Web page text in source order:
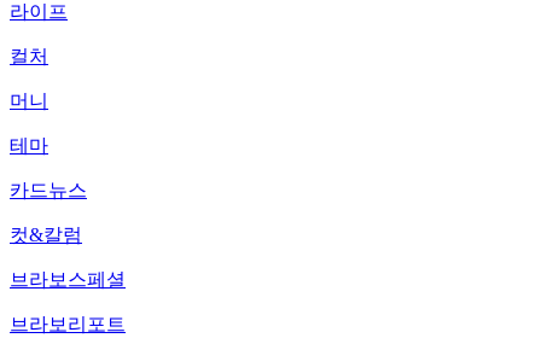
라이프
컬처
머니
테마
카드뉴스
컷&칼럼
브라보스페셜
브라보리포트